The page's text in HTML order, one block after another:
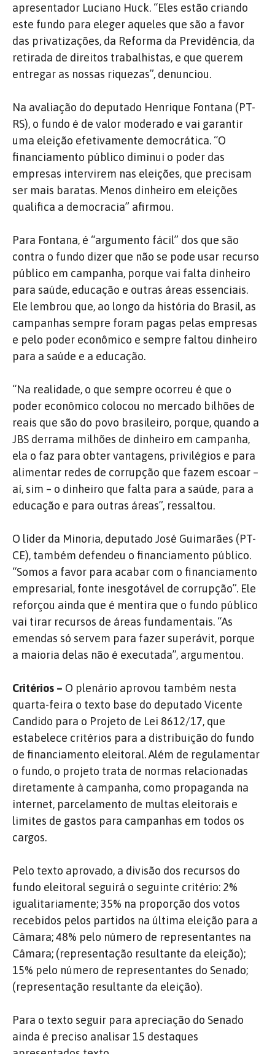
apresentador Luciano Huck. “Eles estão criando
este fundo para eleger aqueles que são a favor
das privatizações, da Reforma da Previdência, da
retirada de direitos trabalhistas, e que querem
entregar as nossas riquezas”, denunciou.
Na avaliação do deputado Henrique Fontana (PT-
RS), o fundo é de valor moderado e vai garantir
uma eleição efetivamente democrática. “O
financiamento público diminui o poder das
empresas intervirem nas eleições, que precisam
ser mais baratas. Menos dinheiro em eleições
qualifica a democracia” afirmou.
Para Fontana, é “argumento fácil” dos que são
contra o fundo dizer que não se pode usar recurso
público em campanha, porque vai falta dinheiro
para saúde, educação e outras áreas essenciais.
Ele lembrou que, ao longo da história do Brasil, as
campanhas sempre foram pagas pelas empresas
e pelo poder econômico e sempre faltou dinheiro
para a saúde e a educação.
“Na realidade, o que sempre ocorreu é que o
poder econômico colocou no mercado bilhões de
reais que são do povo brasileiro, porque, quando a
JBS derrama milhões de dinheiro em campanha,
ela o faz para obter vantagens, privilégios e para
alimentar redes de corrupção que fazem escoar –
aí, sim – o dinheiro que falta para a saúde, para a
educação e para outras áreas”, ressaltou.
O líder da Minoria, deputado José Guimarães (PT-
CE), também defendeu o financiamento público.
“Somos a favor para acabar com o financiamento
empresarial, fonte inesgotável de corrupção”. Ele
reforçou ainda que é mentira que o fundo público
vai tirar recursos de áreas fundamentais. “As
emendas só servem para fazer superávit, porque
a maioria delas não é executada”, argumentou.
Critérios – O plenário aprovou também nesta
quarta-feira o texto base do deputado Vicente
Candido para o Projeto de Lei 8612/17, que
estabelece critérios para a distribuição do fundo
de financiamento eleitoral. Além de regulamentar
o fundo, o projeto trata de normas relacionadas
diretamente à campanha, como propaganda na
internet, parcelamento de multas eleitorais e
limites de gastos para campanhas em todos os
cargos.
Pelo texto aprovado, a divisão dos recursos do
fundo eleitoral seguirá o seguinte critério: 2%
igualitariamente; 35% na proporção dos votos
recebidos pelos partidos na última eleição para a
Câmara; 48% pelo número de representantes na
Câmara; (representação resultante da eleição);
15% pelo número de representantes do Senado;
(representação resultante da eleição).
Para o texto seguir para apreciação do Senado
ainda é preciso analisar 15 destaques